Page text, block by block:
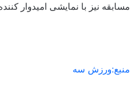
مسابقه نیز با نمایشی امیدوار
منبع:ورزش سه